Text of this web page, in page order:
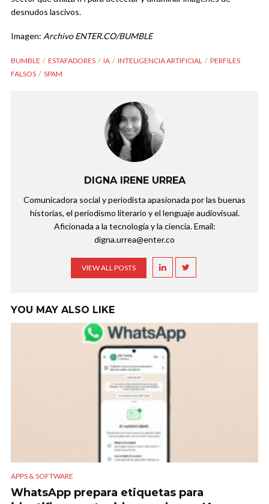
desnudos lascivos.
Imagen: Archivo ENTER.CO/BUMBLE
BUMBLE ESTAFADORES IA INTELIGENCIA ARTIFICIAL
PERFILES
FALSOS
SPAM
DIGNA IRENE URREA
Comunicadora social y periodista apasionada por las buenas
historias, el periodismo literario y el lenguaje audiovisual.
Aficionada a la tecnología y la ciencia. Email:
digna.urrea@enter.co
VIEW ALL POSTS
YOU MAY ALSO LIKE
APPS & SOFTWARE
WhatsApp prepara etiquetas para